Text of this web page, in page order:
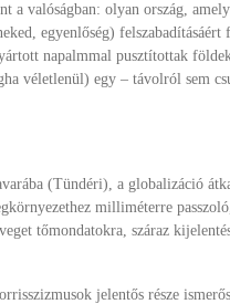
valóságban: olyan ország,
egyenlőség)
napalmmal pusztítottak
véletlenül) egy – távolról sem
(Tündéri), a globalizáció
milliméterre
tőmondatokra, száraz
jelentős része